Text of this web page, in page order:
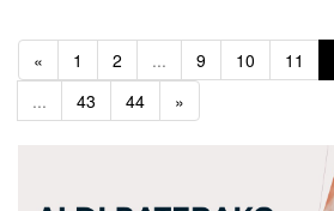
« 1 2 ... 9 10 11
...
43 44 »